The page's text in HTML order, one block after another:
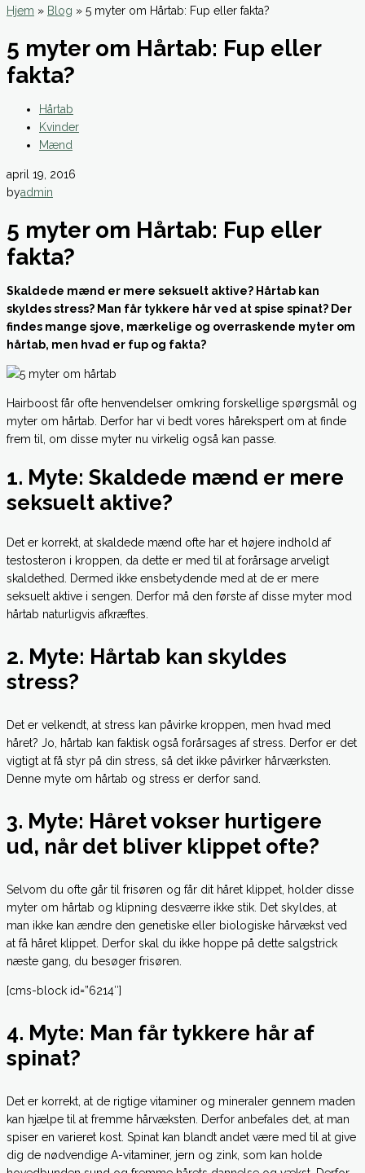
Hjem » Blog » 5 myter om Hårtab: Fup eller fakta?
5 myter om Hårtab: Fup eller
fakta?
Hårtab
Kvinder
Mænd
april 19, 2016
byadmin
5 myter om Hårtab: Fup eller
fakta?
Skaldede mænd er mere seksuelt aktive? Hårtab kan
skyldes stress? Man får tykkere hår ved at spise spinat? Der
findes mange sjove, mærkelige og overraskende myter om
hårtab, men hvad er fup og fakta?
Hairboost får ofte henvendelser omkring forskellige spørgsmål og
myter om hårtab. Derfor har vi bedt vores hårekspert om at finde
frem til, om disse myter nu virkelig også kan passe.
1. Myte: Skaldede mænd er mere
seksuelt aktive?
Det er korrekt, at skaldede mænd ofte har et højere indhold af
testosteron i kroppen, da dette er med til at forårsage arveligt
skaldethed. Dermed ikke ensbetydende med at de er mere
seksuelt aktive i sengen. Derfor må den første af disse myter mod
hårtab naturligvis afkræftes.
2. Myte: Hårtab kan skyldes
stress?
Det er velkendt, at stress kan påvirke kroppen, men hvad med
håret? Jo, hårtab kan faktisk også forårsages af stress. Derfor er det
vigtigt at få styr på din stress, så det ikke påvirker hårværksten.
Denne myte om hårtab og stress er derfor sand.
3. Myte: Håret vokser hurtigere
ud, når det bliver klippet ofte?
Selvom du ofte går til frisøren og får dit håret klippet, holder disse
myter om hårtab og klipning desværre ikke stik. Det skyldes, at
man ikke kan ændre den genetiske eller biologiske hårvækst ved
at få håret klippet. Derfor skal du ikke hoppe på dette salgstrick
næste gang, du besøger frisøren.
[cms-block id=”6214″]
4. Myte: Man får tykkere hår af
spinat?
Det er korrekt, at de rigtige vitaminer og mineraler gennem maden
kan hjælpe til at fremme hårvæksten. Derfor anbefales det, at man
spiser en varieret kost. Spinat kan blandt andet være med til at give
dig de nødvendige A-vitaminer, jern og zink, som kan holde